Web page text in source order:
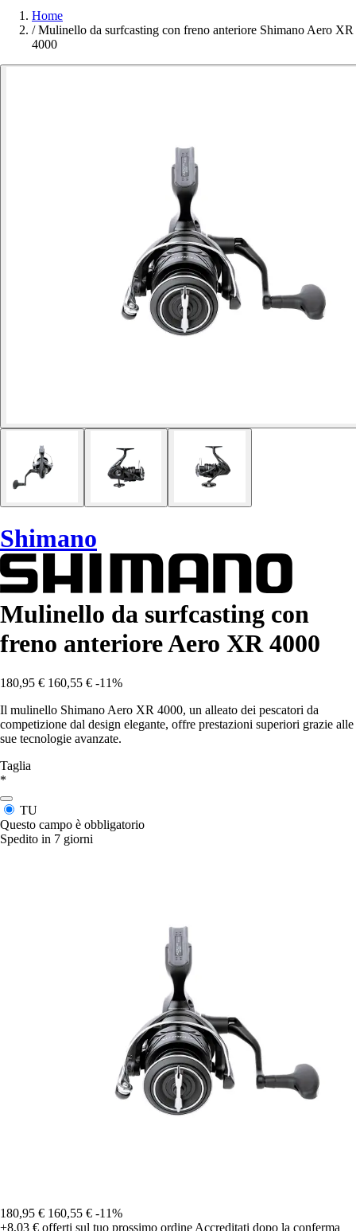
Home
/ Mulinello da surfcasting con freno anteriore Shimano Aero XR
4000
Shimano
Mulinello da surfcasting con
freno anteriore Aero XR 4000
180,95 € 160,55 € -11%
Il mulinello Shimano Aero XR 4000, un alleato dei pescatori da
competizione dal design elegante, offre prestazioni superiori grazie alle
sue tecnologie avanzate.
Taglia
*
TU
Questo campo è obbligatorio
Spedito in 7 giorni
180,95 € 160,55 € -11%
+8,03 € offerti sul tuo prossimo ordine Accreditati dopo la conferma